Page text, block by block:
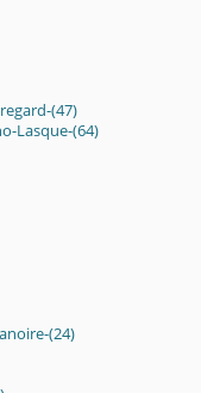
(47)
Lasque-(64)
(24)